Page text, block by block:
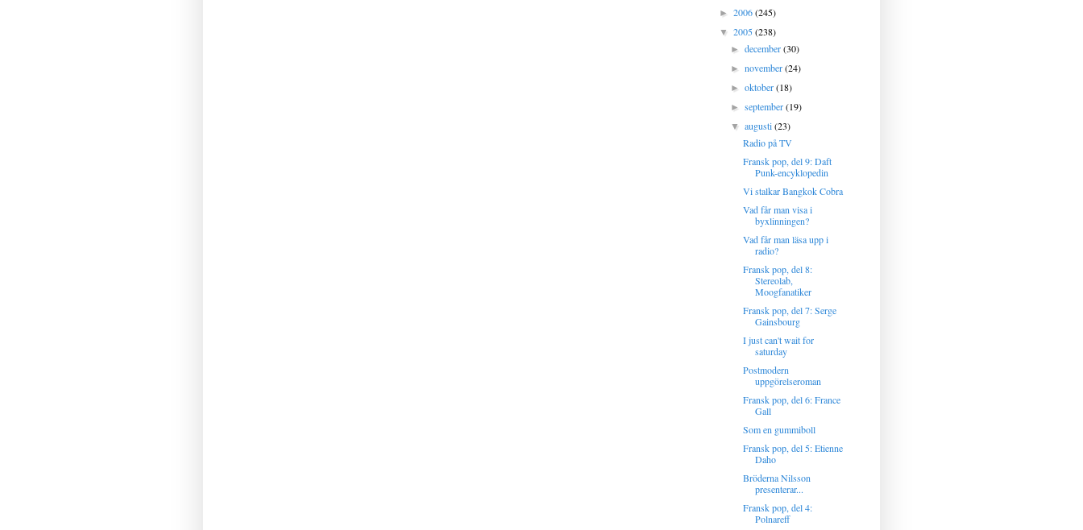
► 2006(245)
▼ 2005(238)
►december(30)
►november(24)
►oktober(18)
►september(19)
▼augusti(23)
Radio på TV
Fransk pop, del 9: Daft
Punk-encyklopedin
Vi stalkar Bangkok Cobra
Vad får man visa i
byxlinningen?
Vad får man läsa upp i
radio?
Fransk pop, del 8:
Stereolab,
Moogfanatiker
Fransk pop, del 7: Serge
Gainsbourg
I just can't wait for
saturday
Postmodern
uppgörelseroman
Fransk pop, del 6: France
Gall
Som en gummiboll
Fransk pop, del 5: Etienne
Daho
Bröderna Nilsson
presenterar...
Fransk pop, del 4:
Polnareff